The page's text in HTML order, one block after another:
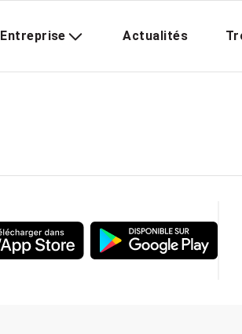
Entreprise Actualités